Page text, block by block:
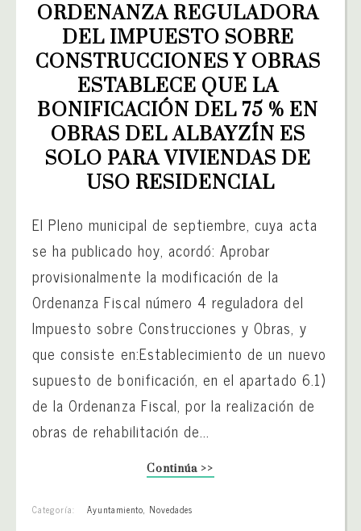
ORDENANZA REGULADORA
DEL IMPUESTO SOBRE
CONSTRUCCIONES Y OBRAS
ESTABLECE QUE LA
BONIFICACIÓN DEL 75 % EN
OBRAS DEL ALBAYZÍN ES
SOLO PARA VIVIENDAS DE
USO RESIDENCIAL
El Pleno municipal de septiembre, cuya acta
se ha publicado hoy, acordó: Aprobar
provisionalmente la modificación de la
Ordenanza Fiscal número 4 reguladora del
Impuesto sobre Construcciones y Obras, y
que consiste en:Establecimiento de un nuevo
supuesto de bonificación, en el apartado 6.1)
de la Ordenanza Fiscal, por la realización de
obras de rehabilitación de...
Continúa >>
Categoría: Ayuntamiento, Novedades